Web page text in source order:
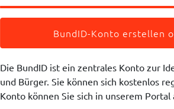
BundID-Konto erstellen
Die BundID ist ein zentrales Konto zur
und Bürger. Sie können sich kostenlos
Konto können Sie sich in unserem Portal